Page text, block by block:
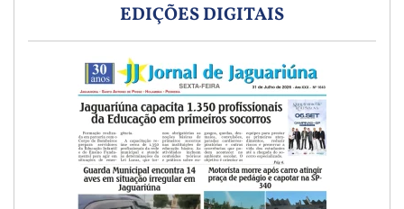
EDIÇÕES DIGITAIS